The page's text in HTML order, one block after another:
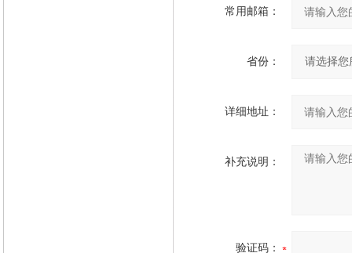
常用邮箱：
省份：
详细地址：
补充说明：
验证码：